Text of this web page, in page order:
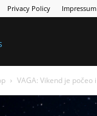
Privacy Policy Impressum
VAGA: Vikend je počeo